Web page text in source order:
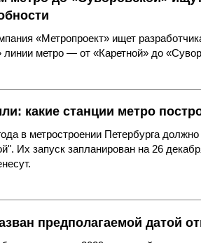
«Метропроект» ищет
линии метро — от «Каретной» до
какие станции метро
в метростроении Петербурга
Их запуск запланирован на 26
предполагаемой датой